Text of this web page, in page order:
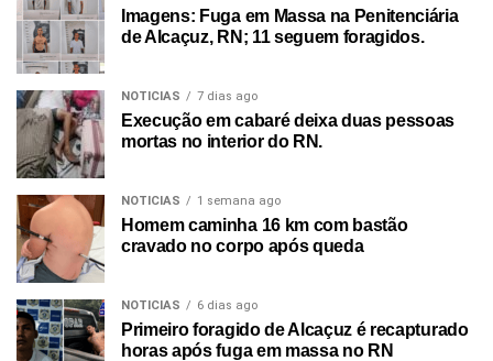
Imagens: Fuga em Massa na Penitenciária
de Alcaçuz, RN; 11 seguem foragidos.
NOTICIAS 7 dias ago
Execução em cabaré deixa duas pessoas
mortas no interior do RN.
NOTICIAS 1 semana ago
Homem caminha 16 km com bastão
cravado no corpo após queda
NOTICIAS 6 dias ago
Primeiro foragido de Alcaçuz é recapturado
horas após fuga em massa no RN